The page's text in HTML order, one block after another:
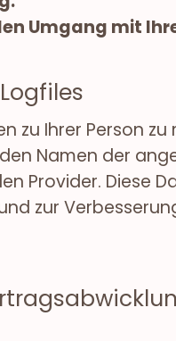
Umgang mit
zu Ihrer Person
Namen der
Provider. Diese
zur